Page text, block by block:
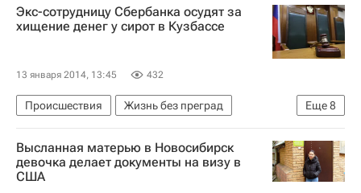
Экс-сотрудницу Сбербанка осудят за
хищение денег у сирот в Кузбассе
13 января 2014, 13:45 432
Еще8
Происшествия
Жизнь без преград
Кемеровская область
Весь мир
Европа
Сибирский ФО
Следственный комитет России (СК РФ)
Высланная матерью в Новосибирск
девочка делает документы на визу в
США